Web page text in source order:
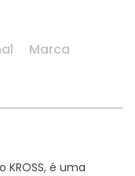
Marca
KROSS, é uma